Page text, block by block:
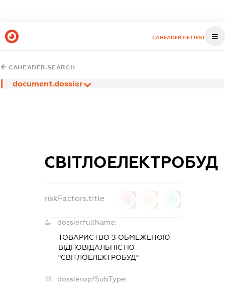
CAHEADER.GETTEST
CAHEADER.SEARCH
document.dossier
СВІТЛОЕЛЕКТРОБУД
riskFactors.title
dossier.fullName:
ТОВАРИСТВО З ОБМЕЖЕНОЮ
ВІДПОВІДАЛЬНІСТЮ
"СВІТЛОЕЛЕКТРОБУД"
dossier.opfSubType: